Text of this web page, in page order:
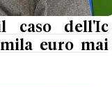
caso dell'Ic
euro mai